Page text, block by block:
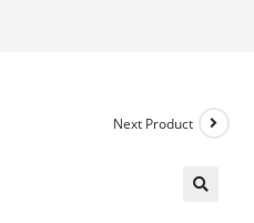
Next Product